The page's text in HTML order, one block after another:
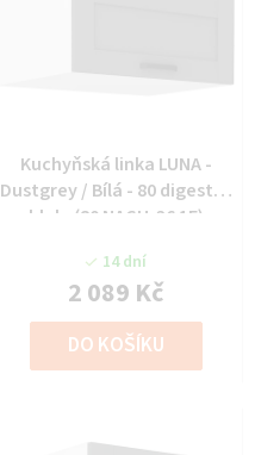
Kuchyňská linka LUNA -
Dustgrey / Bílá - 80 digestoř
hlub. (80 NAGU-36 1F)
14 dní
2 089 Kč
DO KOŠÍKU